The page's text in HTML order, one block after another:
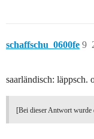
schaffschu_0600fe 9
saarländisch: läppsch.
[Bei dieser Antwort wurde